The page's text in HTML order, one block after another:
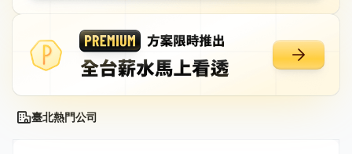
臺北熱門公司